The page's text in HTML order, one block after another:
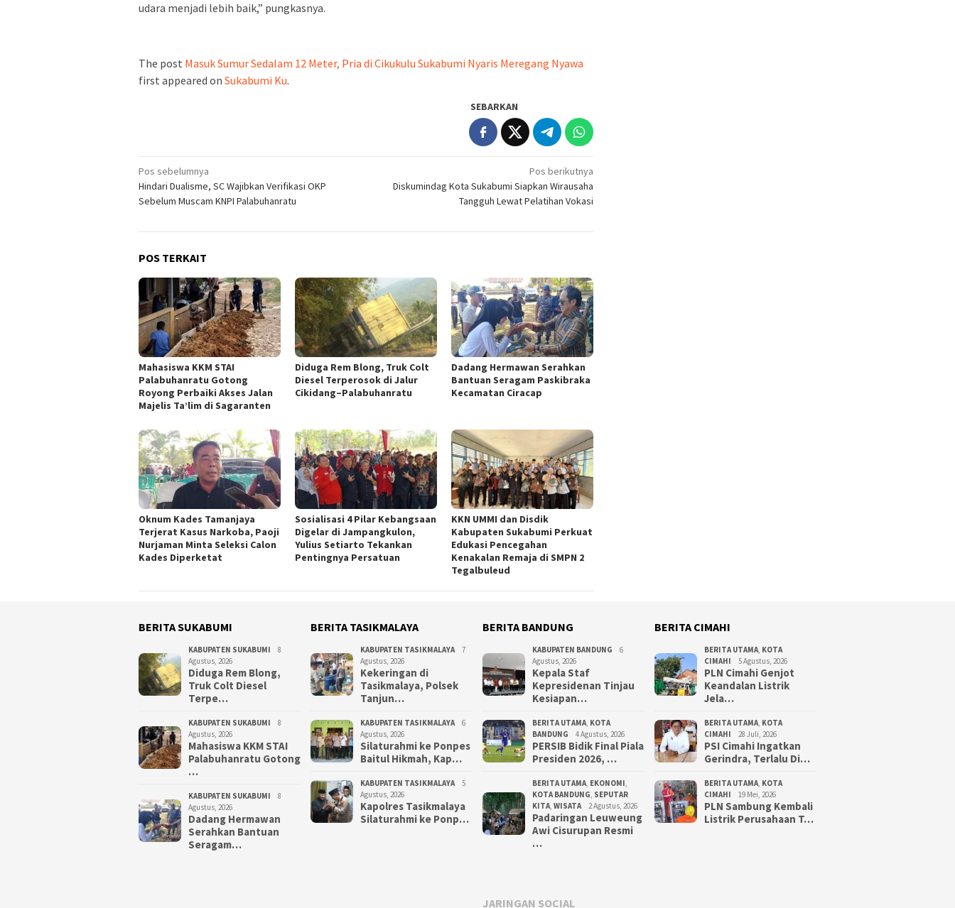
udara menjadi lebih baik,” pungkasnya.
The post Masuk Sumur Sedalam 12 Meter, Pria di Cikukulu Sukabumi Nyaris Meregang Nyawa
first appeared on Sukabumi Ku.
SEBARKAN
Navigasi
pos
Pos sebelumnya
Hindari Dualisme, SC Wajibkan Verifikasi OKP
Sebelum Muscam KNPI Palabuhanratu
Pos berikutnya
Diskumindag Kota Sukabumi Siapkan Wirausaha
Tangguh Lewat Pelatihan Vokasi
POS TERKAIT
Mahasiswa KKM STAI
Palabuhanratu Gotong
Royong Perbaiki Akses Jalan
Majelis Ta’lim di Sagaranten
Diduga Rem Blong, Truk Colt
Diesel Terperosok di Jalur
Cikidang–Palabuhanratu
Dadang Hermawan Serahkan
Bantuan Seragam Paskibraka
Kecamatan Ciracap
Oknum Kades Tamanjaya
Terjerat Kasus Narkoba, Paoji
Nurjaman Minta Seleksi Calon
Kades Diperketat
Sosialisasi 4 Pilar Kebangsaan
Digelar di Jampangkulon,
Yulius Setiarto Tekankan
Pentingnya Persatuan
KKN UMMI dan Disdik
Kabupaten Sukabumi Perkuat
Edukasi Pencegahan
Kenakalan Remaja di SMPN 2
Tegalbuleud
BERITA SUKABUMI
KABUPATEN SUKABUMI
8
Agustus, 2026
Diduga Rem Blong,
Truk Colt Diesel
Terpe…
KABUPATEN SUKABUMI
8
Agustus, 2026
Mahasiswa KKM STAI
Palabuhanratu Gotong
…
KABUPATEN SUKABUMI
8
Agustus, 2026
Dadang Hermawan
Serahkan Bantuan
Seragam…
BERITA TASIKMALAYA
KABUPATEN TASIKMALAYA
7
Agustus, 2026
Kekeringan di
Tasikmalaya, Polsek
Tanjun…
KABUPATEN TASIKMALAYA
6
Agustus, 2026
Silaturahmi ke Ponpes
Baitul Hikmah, Kap…
KABUPATEN TASIKMALAYA
5
Agustus, 2026
Kapolres Tasikmalaya
Silaturahmi ke Ponp…
BERITA BANDUNG
KABUPATEN BANDUNG
6
Agustus, 2026
Kepala Staf
Kepresidenan Tinjau
Kesiapan…
BERITA UTAMA, KOTA
BANDUNG
4 Agustus, 2026
PERSIB Bidik Final Piala
Presiden 2026, …
BERITA UTAMA, EKONOMI,
KOTA BANDUNG, SEPUTAR
KITA, WISATA 2 Agustus, 2026
Padaringan Leuweung
Awi Cisurupan Resmi
…
BERITA CIMAHI
BERITA UTAMA, KOTA
CIMAHI
5 Agustus, 2026
PLN Cimahi Genjot
Keandalan Listrik
Jela…
BERITA UTAMA, KOTA
CIMAHI
28 Juli, 2026
PSI Cimahi Ingatkan
Gerindra, Terlalu Di…
BERITA UTAMA, KOTA
CIMAHI
19 Mei, 2026
PLN Sambung Kembali
Listrik Perusahaan T…
JARINGAN SOCIAL